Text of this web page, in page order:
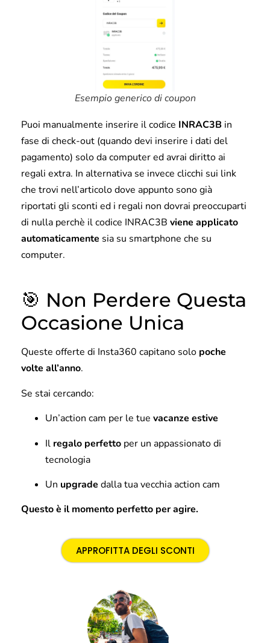
Esempio generico di coupon
Puoi manualmente inserire il codice INRAC3B in
fase di check-out (quando devi inserire i dati del
pagamento) solo da computer ed avrai diritto ai
regali extra. In alternativa se invece clicchi sui link
che trovi nell’articolo dove appunto sono già
riportati gli sconti ed i regali non dovrai preoccuparti
di nulla perchè il codice INRAC3B viene applicato
automaticamente sia su smartphone che su
computer.
🎯 Non Perdere Questa
Occasione Unica
Queste offerte di Insta360 capitano solo poche
volte all’anno.
Se stai cercando:
Un’action cam per le tue vacanze estive
Il regalo perfetto per un appassionato di
tecnologia
Un upgrade dalla tua vecchia action cam
Questo è il momento perfetto per agire.
APPROFITTA DEGLI SCONTI